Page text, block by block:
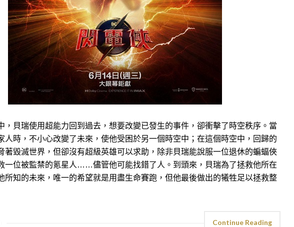
，貝瑞使用超能力回到過去，想要改變已發生的事件，卻衝擊了時空秩序。當
人時，不小心改變了未來，使他受困於另一個時空中；在這個時空中，回歸的
著毀滅世界，但卻沒有超級英雄可以求助，除非貝瑞能說服一位退休的蝙蝠俠
一位被監禁的氪星人……儘管他可能找錯了人。到頭來，貝瑞為了拯救他所在
所知的未來，唯一的希望就是用盡生命賽跑，但他最後做出的犧牲足以拯救整
Continue Reading